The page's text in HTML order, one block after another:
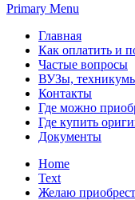
Primary Menu
Главная
Как оплатить и
Частые вопросы
ВУЗы,
Контакты
Где можно
Где купить
Документы
Home
Text
Желаю